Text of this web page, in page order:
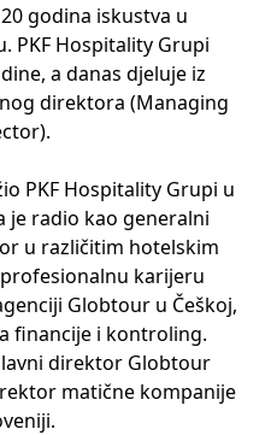
godina iskustva u
PKF Hospitality Grupi
a danas djeluje iz
direktora (Managing
PKF Hospitality Grupi u
je radio kao generalni
u različitim hotelskim
karijeru
Globtour u Češkoj,
financije i kontroling.
direktor Globtour
matične kompanije